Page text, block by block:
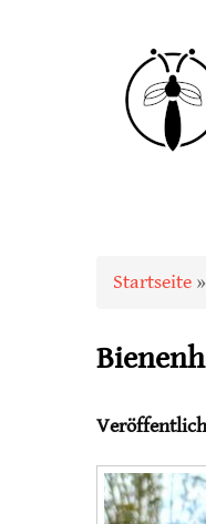
Sie sind
Startseite »